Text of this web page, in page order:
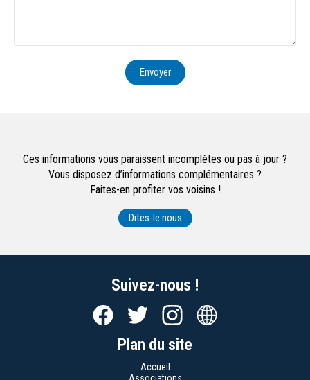
Envoyer
Ces informations vous paraissent incomplètes ou pas à jour ?
Vous disposez d’informations complémentaires ?
Faites-en profiter vos voisins !
Dites-le nous
Suivez-nous !
Plan du site
Accueil